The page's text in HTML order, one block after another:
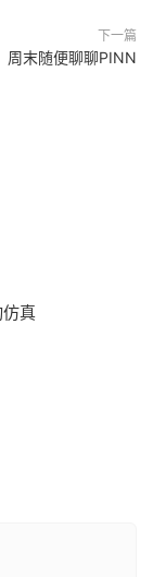
下一篇
周末随便聊聊PINN
真